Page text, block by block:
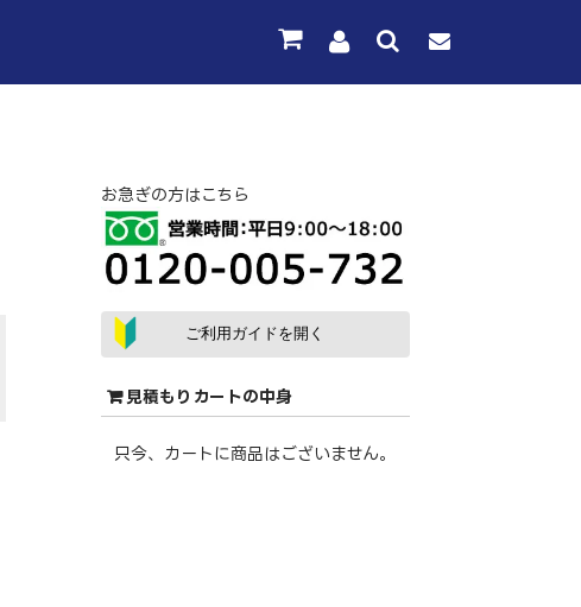
お急ぎの方はこちら
ご利用ガイドを開く
見積もりカートの中身
只今、カートに商品はございません。